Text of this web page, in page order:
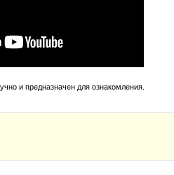
и предназначен для ознакомления.